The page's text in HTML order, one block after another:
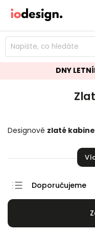
DNY
Designové zlaté
pozvednou úroveň vaší
Doporučujeme
Nejlevnější